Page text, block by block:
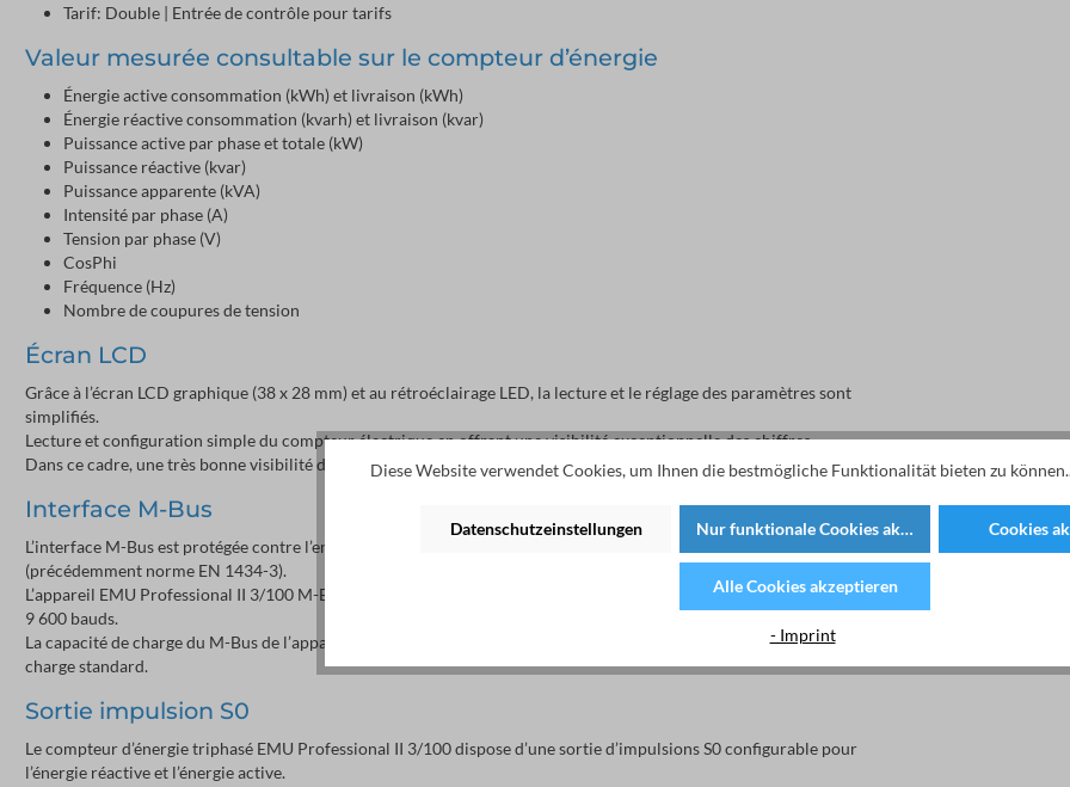
Tarif: Double | Entrée de contrôle pour tarifs
Valeur mesurée consultable sur le compteur d’énergie
Énergie active consommation (kWh) et livraison (kWh)
Énergie réactive consommation (kvarh) et livraison (kvar)
Puissance active par phase et totale (kW)
Puissance réactive (kvar)
Puissance apparente (kVA)
Intensité par phase (A)
Tension par phase (V)
CosPhi
Fréquence (Hz)
Nombre de coupures de tension
Écran LCD
Grâce à l’écran LCD graphique (38 x 28 mm) et au rétroéclairage LED, la lecture et le réglage des paramètres sont
simplifiés.
Lecture et configuration simple du compteur électrique en offrant une visibilité exceptionnelle des chiffres.
Dans ce cadre, une très bonne visibilité des chiffres est garantie.
Interface M-Bus
L’interface M-Bus est protégée contre l’encrassement et les manipulations selon les normes EN 13757-2, EN 13757-3
(précédemment norme EN 1434-3).
L’appareil EMU Professional II 3/100 M-Bus communique via M-Bus à une vitesse de 300, 600, 1 200, 2 400, 4 800 et
9 600 bauds.
La capacité de charge du M-Bus de l’appareil EMU Professional II représente uniquement 1,5 mA, ce qui équivaut à une
charge standard.
Sortie impulsion S0
Le compteur d’énergie triphasé EMU Professional II 3/100 dispose d’une sortie d’impulsions S0 configurable pour
l’énergie réactive et l’énergie active.
Diese Website verwendet Cookies, um Ihnen die bestmögliche Funktionalität bieten zu
Datenschutzeinstellungen Nur funktionale Cookies akzeptieren Cookies
Alle Cookies akzeptieren
- Imprint